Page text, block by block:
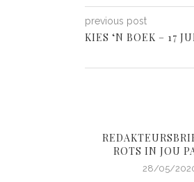
previous post
KIES ‘N BOEK – 17
ROTS IN JOU
28/05/